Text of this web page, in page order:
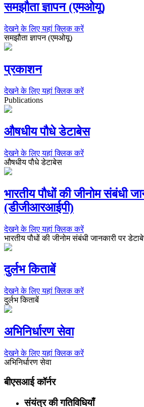
समझौता ज्ञापन (एमओयू)
देखने के लिए यहां क्लिक करें
समझौता ज्ञापन (एमओयू)
प्रकाशन
देखने के लिए यहां क्लिक करें
Publications
औषधीय पौधे डेटाबेस
देखने के लिए यहां क्लिक करें
औषधीय पौधे डेटाबेस
भारतीय पौधों की जीनोम संबंधी
(डीजीआरआईपी)
देखने के लिए यहां क्लिक करें
भारतीय पौधों की जीनोम संबंधी जानकारी पर
दुर्लभ किताबें
देखने के लिए यहां क्लिक करें
दुर्लभ किताबें
अभिनिर्धारण सेवा
देखने के लिए यहां क्लिक करें
अभिनिर्धारण सेवा
बीएसआई कॉर्नर
संयंत्र की गतिविधियाँ